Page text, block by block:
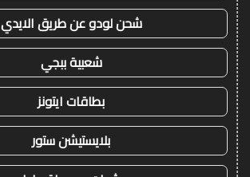
شحن لودو عن طريق الايدي
شعبية ببجي
بطاقات ايتونز
بلايستيشن ستور